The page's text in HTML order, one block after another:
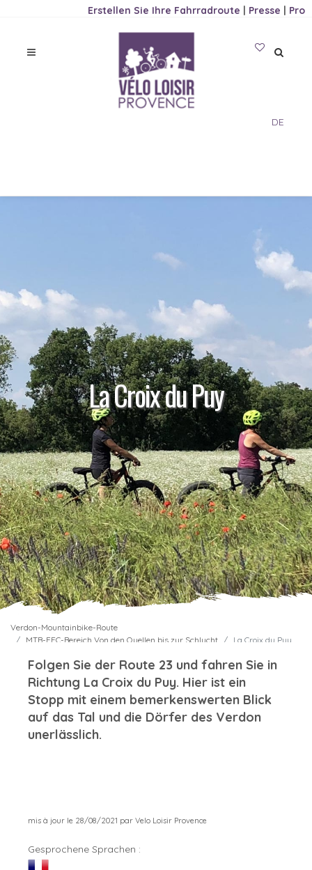
Erstellen Sie Ihre Fahrradroute | Presse | Pro
DE
La Croix du Puy
Verdon-Mountainbike-Route
MTB-FFC-Bereich Von den Quellen bis zur Schlucht
La Croix du Puy
Folgen Sie der Route 23 und fahren Sie in
Richtung La Croix du Puy. Hier ist ein
Stopp mit einem bemerkenswerten Blick
auf das Tal und die Dörfer des Verdon
unerlässlich.
mis à jour le 28/08/2021 par Velo Loisir Provence
Gesprochene Sprachen :